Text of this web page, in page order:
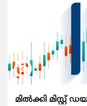
മിൽക്കി